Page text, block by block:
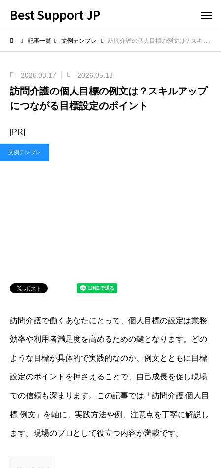
Best Support JP
記事一覧 文例テンプレ 訪問介護の個人目標の例文は？スキルアップにつながる目標設定のポイント
2026.03.17 2026.05.13
訪問介護の個人目標の例文は？スキルアップ
につながる目標設定のポイント
[PR]
文例テンプレ
訪問介護で働くあなたにとって、個人目標の設定は業務
効率や利用者満足度を高めるための鍵となります。どの
ような目標が具体的で実践的なのか、例文とともに目標
設定のポイントを押さえることで、自己成長を促し現場
での信頼も深まります。この記事では「訪問介護 個人目
標 例文」を軸に、実践方法や例、注意点を丁寧に解説し
ます。現場のプロとして役立つ内容が満載です。